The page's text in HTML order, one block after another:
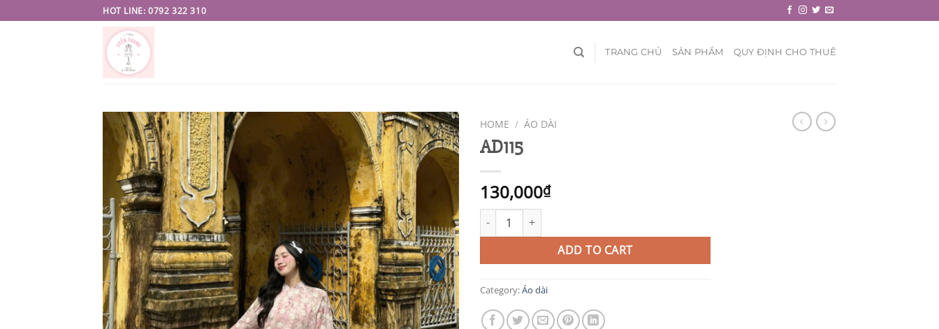
to
HOT LINE: 0792 322 310
TRANG CHỦ SẢN PHẨM QUY ĐỊNH CHO THUÊ
HOME / ÁO DÀI
AD115
130,000₫
AD115 quantity
ADD TO CART
Category:Áo dài